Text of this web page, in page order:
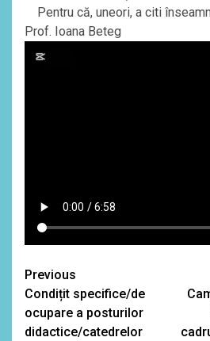
Pentru că, uneori, a citi
Prof. Ioana Beteg
Continue
Reading
Previous
Condițit specifice/de
ocupare a posturilor
didactice/catedrelor